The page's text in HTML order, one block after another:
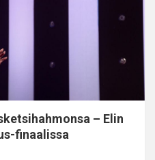
– Elin
finaalissa